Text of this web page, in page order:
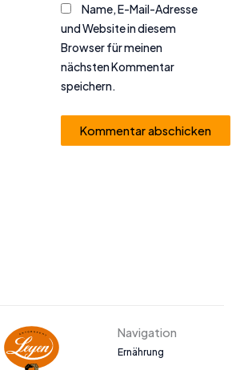
Name, E-Mail-Adresse
und Website in diesem
Browser für meinen
nächsten Kommentar
speichern.
Navigation
Ernährung